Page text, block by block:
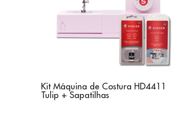
Kit Máquina de Costura HD4411
Tulip + Sapatilhas